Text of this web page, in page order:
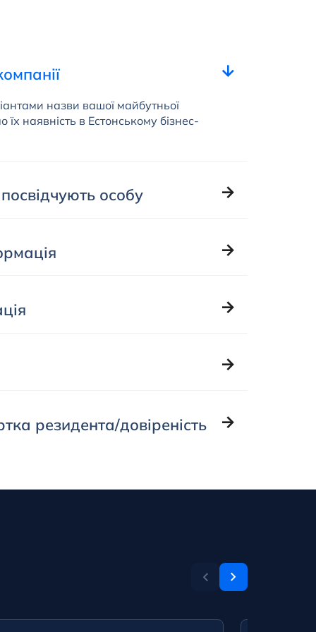
назви вашої майбутньої
їх наявність в Естонському бізнес-
особу
резидента/довіреність